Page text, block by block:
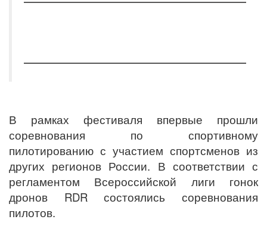
В рамках фестиваля впервые прошли
соревнования по спортивному
пилотированию с участием спортсменов из
других регионов России. В соответствии с
регламентом Всероссийской лиги гонок
дронов RDR состоялись соревнования
пилотов.